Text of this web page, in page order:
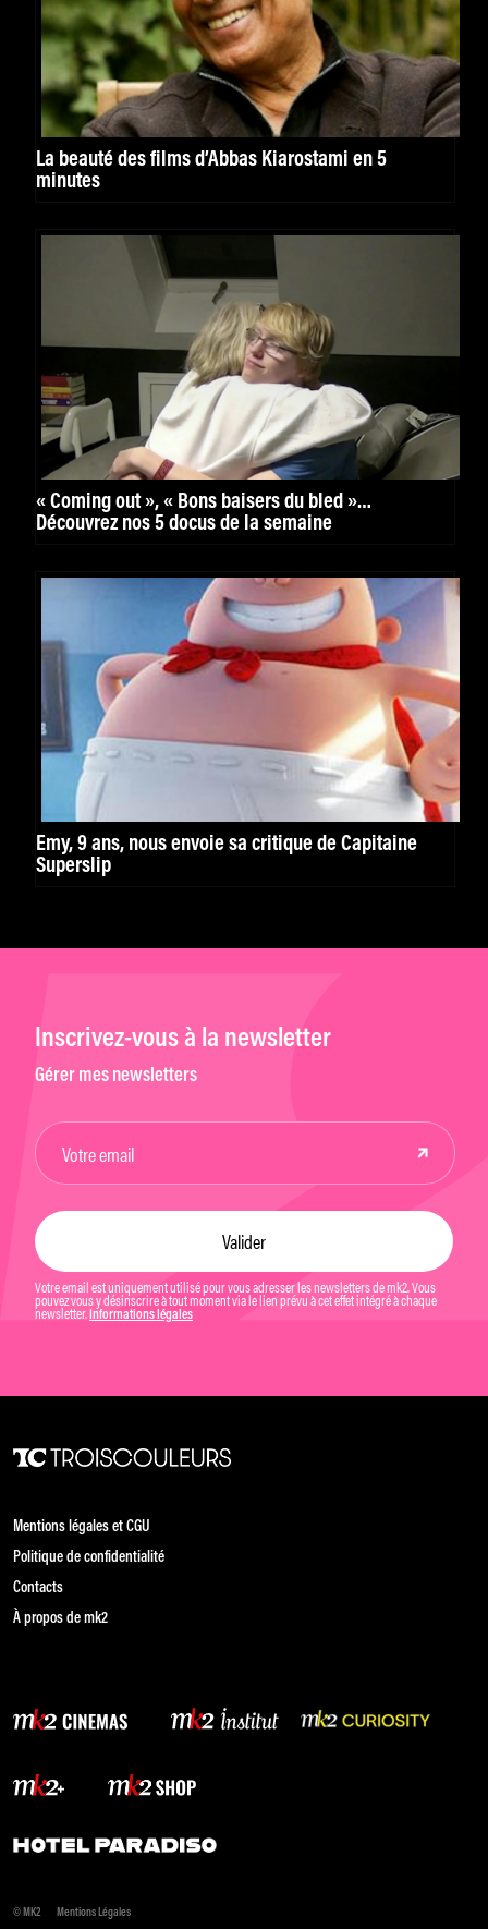
La beauté des films d’Abbas Kiarostami en 5
minutes
« Coming out », « Bons baisers du bled »…
Découvrez nos 5 docus de la semaine
Emy, 9 ans, nous envoie sa critique de Capitaine
Superslip
Inscrivez-vous à la newsletter
Gérer mes newsletters
Votre email est uniquement utilisé pour vous adresser les newsletters de mk2. Vous
pouvez vous y désinscrire à tout moment via le lien prévu à cet effet intégré à chaque
newsletter. Informations légales
Mentions légales et CGU
Politique de confidentialité
Contacts
À propos de mk2
© MK2 Mentions Légales